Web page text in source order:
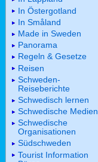
In Östergotland
In Småland
Made in Sweden
Panorama
Regeln & Gesetze
Reisen
Schweden-
Reiseberichte
Schwedisch lernen
Schwedische Medien
Schwedische
Organisationen
Südschweden
Tourist Information